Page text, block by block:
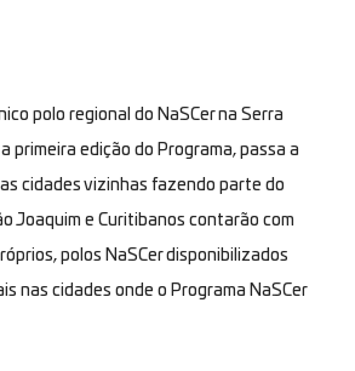
polo regional do NaSCer na Serra
primeira edição do Programa, passa a
cidades vizinhas fazendo parte do
Joaquim e Curitibanos contarão com
polos NaSCer disponibilizados
nas cidades onde o Programa NaSCer